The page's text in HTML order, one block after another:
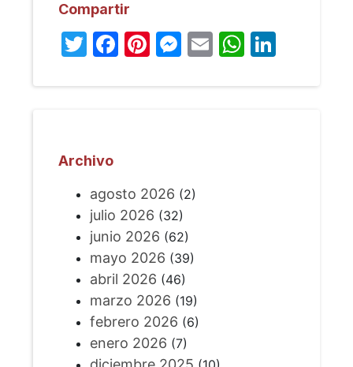
Compartir
Twitter
Facebook
Pinterest
Messenger
Email
Archivo
agosto 2026 (2)
julio 2026 (32)
junio 2026 (62)
mayo 2026 (39)
abril 2026 (46)
marzo 2026 (19)
febrero 2026 (6)
enero 2026 (7)